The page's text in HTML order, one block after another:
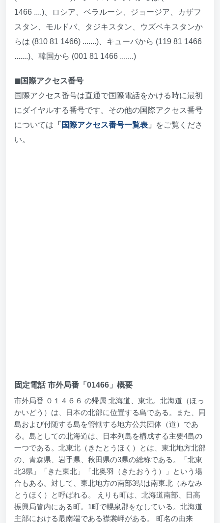
1466 ....)、ロシア、ベラルーシ、ジョージア、カザフ
スタン、モルドバ、タジキスタン、ウズベキスタンか
らは (810 81 1466) .......)、キューバから (119 81 1466
.......)、韓国から (001 81 1466 .......)
◼︎国際アクセス番号
国際アクセス番号は直通で国際電話をかける時に最初
にダイヤルする番号です。その他の国際アクセス番号
については 「 国際アクセス番号一覧表 」
をご覧くださ
い。
固定電話 市外局番「01466」概要
市外局番 ０１４６６ の帰属 北海道、東北。北海道（ほっ
かいどう）は、日本の北部に位置する島である。また、同
島および付随する島を管轄する地方公共団体（道）であ
る。島としての北海道は、日本列島を構成する主要4島の
一つである。北東北（きたとうほく）とは、東北地方北部
の、青森県、岩手県、秋田県の3県の総称である。「北東
北3県」「きた東北」「北奥羽（きたおうう）」という場
合もある。対して、東北地方の南部3県は南東北（みなみ
とうほく）と呼ばれる。 えりも町は、北海道南部、日高
振興局管内にある町。1町で幌泉郡をなしている。北海道
主部における最南端である襟裳岬がある。 町名の由来